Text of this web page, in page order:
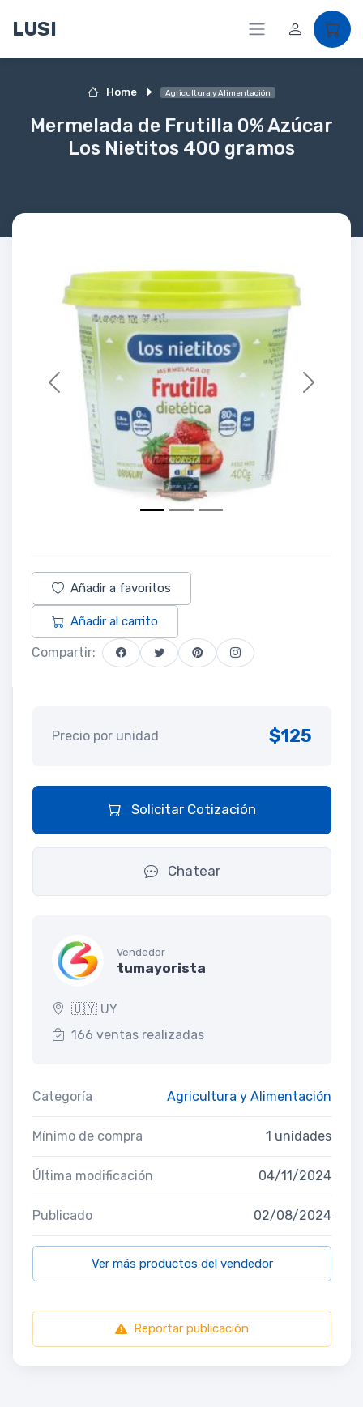
LUSI
Home Agricultura y Alimentación
Mermelada de Frutilla 0% Azúcar
Los Nietitos 400 gramos
Previous Next
Añadir a favoritos
Añadir al carrito
Compartir:
Precio por unidad $125
Solicitar Cotización
Chatear
Vendedor
tumayorista
🇺🇾 UY
166 ventas realizadas
Categoría Agricultura y Alimentación
Mínimo de compra 1 unidades
Última modificación 04/11/2024
Publicado 02/08/2024
Ver más productos del vendedor
Reportar publicación